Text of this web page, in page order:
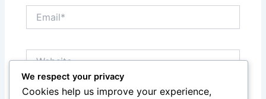
We respect your privacy
Cookies help us improve your experience,